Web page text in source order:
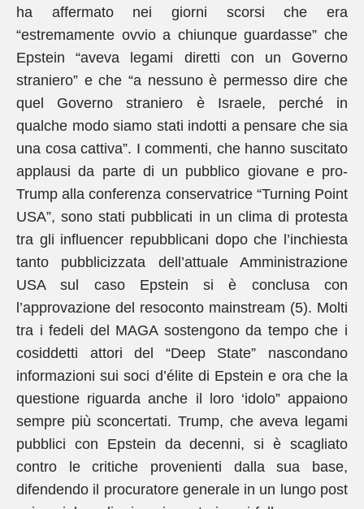
ha affermato nei giorni scorsi che era
“estremamente ovvio a chiunque guardasse” che
Epstein “aveva legami diretti con un Governo
straniero” e che “a nessuno è permesso dire che
quel Governo straniero è Israele, perché in
qualche modo siamo stati indotti a pensare che sia
una cosa cattiva”. I commenti, che hanno suscitato
applausi da parte di un pubblico giovane e pro-
Trump alla conferenza conservatrice “Turning Point
USA”, sono stati pubblicati in un clima di protesta
tra gli influencer repubblicani dopo che l’inchiesta
tanto pubblicizzata dell’attuale Amministrazione
USA sul caso Epstein si è conclusa con
l’approvazione del resoconto mainstream (5). Molti
tra i fedeli del MAGA sostengono da tempo che i
cosiddetti attori del “Deep State” nascondano
informazioni sui soci d’élite di Epstein e ora che la
questione riguarda anche il loro ‘idolo” appaiono
sempre più sconcertati. Trump, che aveva legami
pubblici con Epstein da decenni, si è scagliato
contro le critiche provenienti dalla sua base,
difendendo il procuratore generale in un lungo post